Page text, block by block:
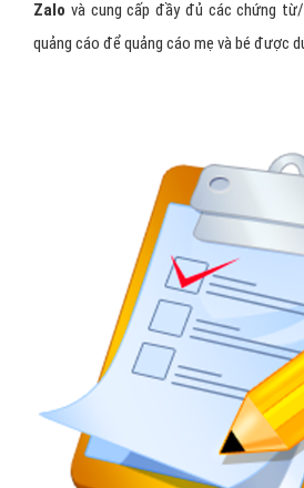
Zalo và cung cấp đầy đủ các chứng
quảng cáo để quảng cáo mẹ và bé được